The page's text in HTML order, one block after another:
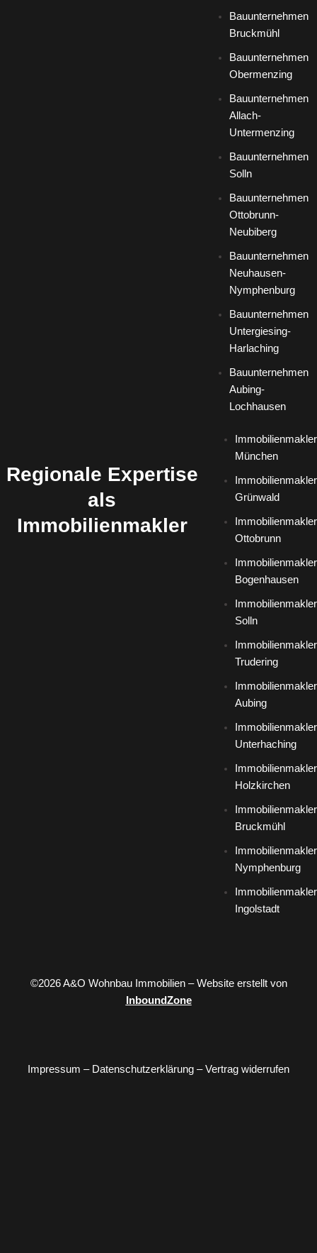
Bauunternehmen
Bruckmühl
Bauunternehmen
Obermenzing
Bauunternehmen
Allach-
Untermenzing
Bauunternehmen
Solln
Bauunternehmen
Ottobrunn-
Neubiberg
Bauunternehmen
Neuhausen-
Nymphenburg
Bauunternehmen
Untergiesing-
Harlaching
Bauunternehmen
Aubing-
Lochhausen
Regionale Expertise
als
Immobilienmakler
Immobilienmakler
München
Immobilienmakler
Grünwald
Immobilienmakler
Ottobrunn
Immobilienmakler
Bogenhausen
Immobilienmakler
Solln
Immobilienmakler
Trudering
Immobilienmakler
Aubing
Immobilienmakler
Unterhaching
Immobilienmakler
Holzkirchen
Immobilienmakler
Bruckmühl
Immobilienmakler
Nymphenburg
Immobilienmakler
Ingolstadt
©2026 A&O Wohnbau Immobilien – Website erstellt von
InboundZone
Impressum – Datenschutzerklärung –Vertrag widerrufen